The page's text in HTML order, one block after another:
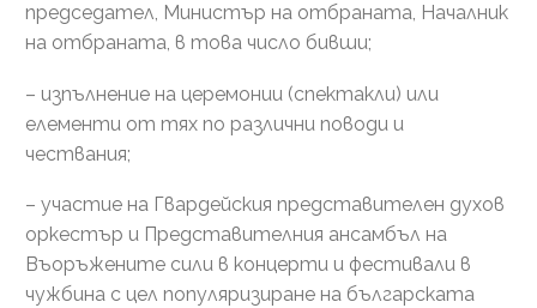
председател, Министър на отбраната, Началник
на отбраната, в това число бивши;
– изпълнение на церемонии (спектакли) или
елементи от тях по различни поводи и
чествания;
– участие на Гвардейския представителен духов
оркестър и Представителния ансамбъл на
Въоръжените сили в концерти и фестивали в
чужбина с цел популяризиране на българската